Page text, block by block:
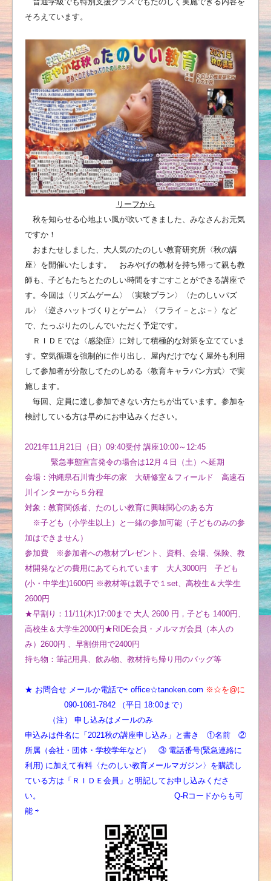
そろえています。
リーフから
秋を知らせる心地よい風が吹いてきました、みなさんお元気
ですか！
おまたせしました、大人気のたのしい教育研究所〈秋の講
座〉を開催いたします。 おみやげの教材を持ち帰って親も教
師も、子どもたちとたのしい時間をすごすことができる講座で
す。今回は〈リズムゲーム〉〈実験プラン〉〈たのしいパズ
ル〉〈逆さハットづくりとゲーム〉〈フライ－とぶ－〉など
で、たっぷりたのしんでいただく予定です。
ＲＩＤＥでは〈感染症〉に対して積極的な対策を立てていま
す。空気循環を強制的に作り出し、屋内だけでなく屋外も利用
して参加者が分散してたのしめる〈教育キャラバン方式〉で実
施します。
毎回、定員に達し参加できない方たちが出ています。参加を
検討している方は早めにお申込みください。
2021年11月21日（日）09:40受付 講座10:00～12:45
緊急事態宣言発令の場合は12月４日（土）へ延期
会場：沖縄県石川青少年の家 大研修室＆フィールド 高速石
川インターから５分程
対象：教育関係者、たのしい教育に興味関心のある方
※子ども（小学生以上）と一緒の参加可能（子どものみの参
加はできません）
参加費 ※参加者への教材プレゼント、資料、会場、保険、教
材開発などの費用にあてられています 大人3000円 子ども
(小・中学生)1600円 ※教材等は親子で１set、高校生＆大学生
2600円
★早割り：11/11(木)17:00まで 大人 2600 円，子ども 1400円、
高校生＆大学生2000円★RIDE会員・メルマガ会員（本人の
み）2600円 、早割併用で2400円
持ち物：筆記用具、飲み物、教材持ち帰り用のバッグ等
★ お問合せ メールか電話で⇨ office☆tanoken.com ※☆を@に
090-1081-7842 （平日 18:00まで）
（注） 申し込みはメールのみ
申込みは件名に「2021秋の講座申し込み」と書き ①名前 ②
所属（会社・団体・学校学年など） ③ 電話番号(緊急連絡に
利用) に加えて有料〈たのしい教育メールマガジン〉を購読し
ている方は「ＲＩＤＥ会員」と明記してお申し込みくださ
い。 Q-Rコードからも可
能 ⇨